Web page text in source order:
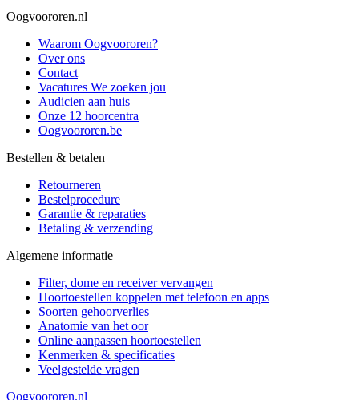
Oogvoororen.nl
Waarom Oogvoororen?
Over ons
Contact
Vacatures We zoeken jou
Audicien aan huis
Onze 12 hoorcentra
Oogvoororen.be
Bestellen & betalen
Retourneren
Bestelprocedure
Garantie & reparaties
Betaling & verzending
Algemene informatie
Filter, dome en receiver vervangen
Hoortoestellen koppelen met telefoon en apps
Soorten gehoorverlies
Anatomie van het oor
Online aanpassen hoortoestellen
Kenmerken & specificaties
Veelgestelde vragen
Oogvoororen.nl